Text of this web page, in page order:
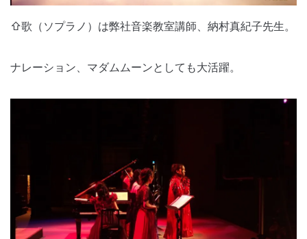
⇧歌（ソプラノ）は弊社音楽教室講師、納村真紀子先生。
ナレーション、マダムムーンとしても大活躍。